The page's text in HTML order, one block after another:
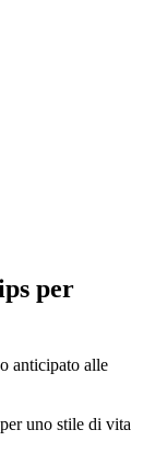
per
anticipato alle
uno stile di vita